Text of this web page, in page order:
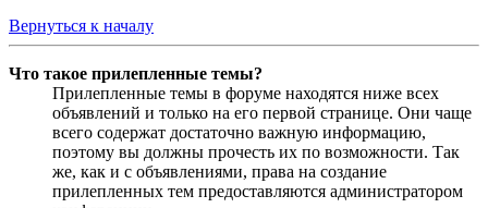
Вернуться к началу
Что такое прилепленные темы?
Прилепленные темы в форуме находятся ниже всех
объявлений и только на его первой странице. Они чаще
всего содержат достаточно важную информацию,
поэтому вы должны прочесть их по возможности. Так
же, как и с объявлениями, права на создание
прилепленных тем предоставляются администратором